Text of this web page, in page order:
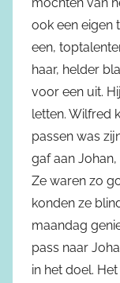
ook een eigen
een,
haar, helder
voor een uit.
letten. Wilfred
passen was
gaf aan
Ze waren zo
konden ze
maandag
pass naar
in het doel.